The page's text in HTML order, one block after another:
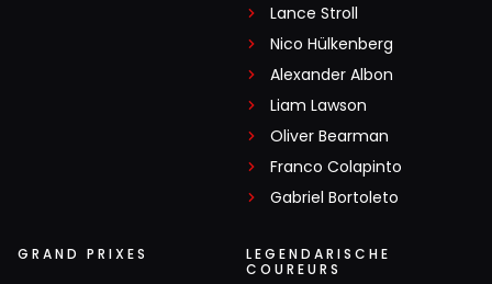
Lance Stroll
Nico Hülkenberg
Alexander Albon
Liam Lawson
Oliver Bearman
Franco Colapinto
Gabriel Bortoleto
GRAND PRIXES
LEGENDARISCHE
COUREURS